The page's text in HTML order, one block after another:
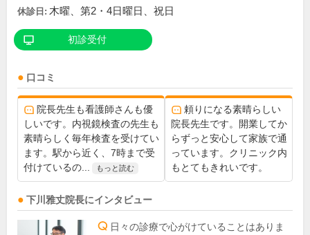
休診日: 木曜、第2・4日曜日、祝日
初診受付
口コミ
院長先生も看護師さんも優
しいです。内視鏡検査の先生も
素晴らしく毎年検査を受けてい
ます。駅から近く、7時まで受
付けているの...
もっと読む
頼りになる素晴らしい
院長先生です。開業してか
らずっと安心して家族で通
っています。クリニック内
もとてもきれいです。
下川雅丈院長にインタビュー
日々の診療で心がけていることはありま